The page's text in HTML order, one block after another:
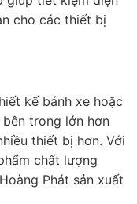
cho các thiết bị
kế bánh xe hoặc
trong lớn hơn
thiết bị hơn. Với
chất lượng
Phát sản xuất